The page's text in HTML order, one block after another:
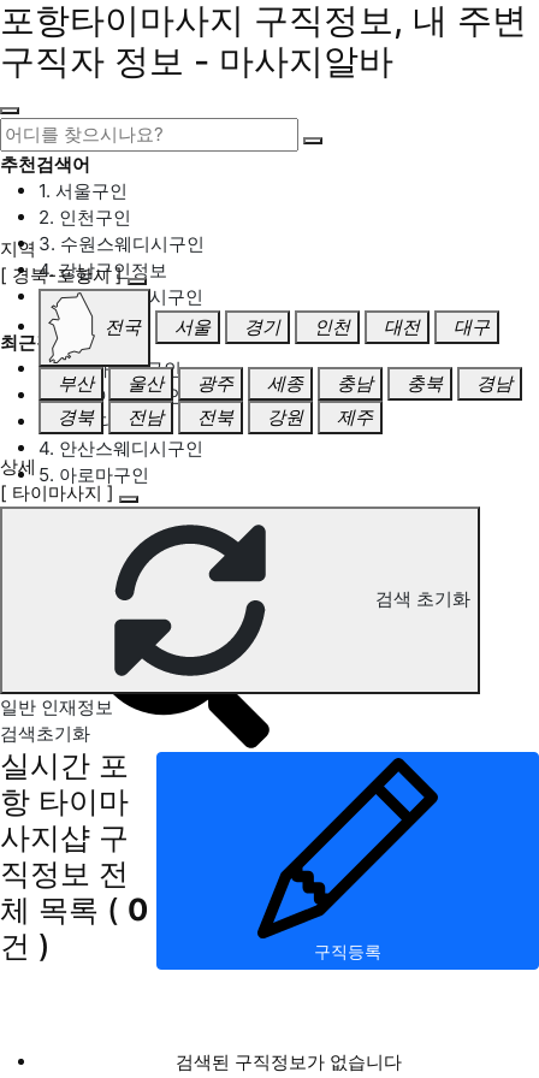
포항타이마사지 구직정보, 내 주변
구직자 정보 - 마사지알바
추천검색어
1. 서울구인
2. 인천구인
3. 수원스웨디시구인
4. 강남구인정보
5. 동탄스웨디시구인
최근검색어
1. 일산마사지구인
2. 성남아로마구인
3. 스웨디시구인
4. 안산스웨디시구인
5. 아로마구인
포항 타이마사지 구직정보
지역
[ 경북-포항시 ]
전국 서울 경기 인천 대전 대구
부산 울산 광주 세종 충남 충북
경남
경북
전남 전북 강원 제주
상세
[ 타이마사지 ]
검색 초기화
일반 인재정보
검색초기화
실시간 포
항 타이마
사지샵 구
직정보 전
체 목록 ( 0
건 )
구직등록
검색된 구직정보가 없습니다